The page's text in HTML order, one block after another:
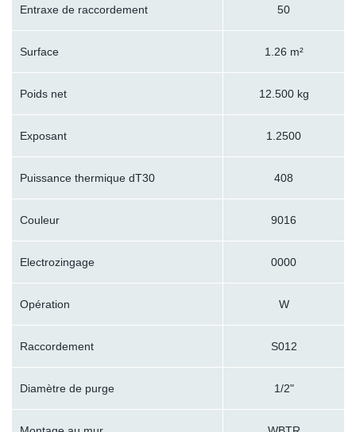
Entraxe de raccordement 50
Surface 1.26 m²
Poids net 12.500 kg
Exposant 1.2500
Puissance thermique dT30 408
Couleur 9016
Electrozingage 0000
Opération W
Raccordement S012
Diamètre de purge 1/2"